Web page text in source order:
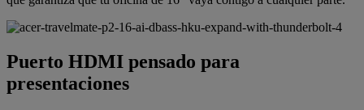
Puerto HDMI pensado para
presentaciones